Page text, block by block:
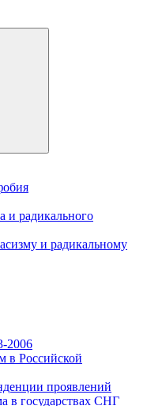
и радикального
и радикальному
2006
в Российской
проявлений
в государствах СНГ